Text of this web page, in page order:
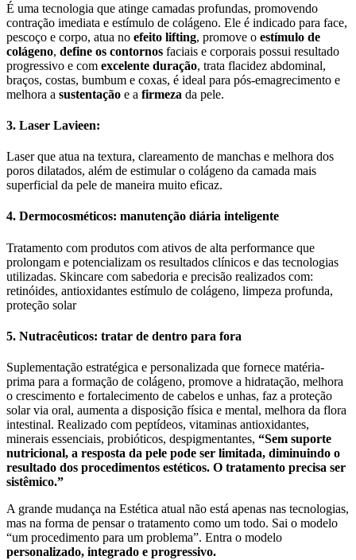
É uma tecnologia que atinge camadas profundas, promovendo
contração imediata e estímulo de colágeno. Ele é indicado para face,
pescoço e corpo, atua no efeito lifting, promove o estímulo de
colágeno, define os contornos faciais e corporais possui resultado
progressivo e com excelente duração, trata flacidez abdominal,
braços, costas, bumbum e coxas, é ideal para pós-emagrecimento e
melhora a sustentação e a firmeza da pele.
3. Laser Lavieen:
Laser que atua na textura, clareamento de manchas e melhora dos
poros dilatados, além de estimular o colágeno da camada mais
superficial da pele de maneira muito eficaz.
4. Dermocosméticos: manutenção diária inteligente
Tratamento com produtos com ativos de alta performance que
prolongam e potencializam os resultados clínicos e das tecnologias
utilizadas. Skincare com sabedoria e precisão realizados com:
retinóides, antioxidantes estímulo de colágeno, limpeza profunda,
proteção solar
5. Nutracêuticos: tratar de dentro para fora
Suplementação estratégica e personalizada que fornece matéria-
prima para a formação de colágeno, promove a hidratação, melhora
o crescimento e fortalecimento de cabelos e unhas, faz a proteção
solar via oral, aumenta a disposição física e mental, melhora da flora
intestinal. Realizado com peptídeos, vitaminas antioxidantes,
minerais essenciais, probióticos, despigmentantes, “Sem suporte
nutricional, a resposta da pele pode ser limitada, diminuindo o
resultado dos procedimentos estéticos. O tratamento precisa ser
sistêmico.”
A grande mudança na Estética atual não está apenas nas tecnologias,
mas na forma de pensar o tratamento como um todo. Sai o modelo
“um procedimento para um problema”. Entra o modelo
personalizado, integrado e progressivo.